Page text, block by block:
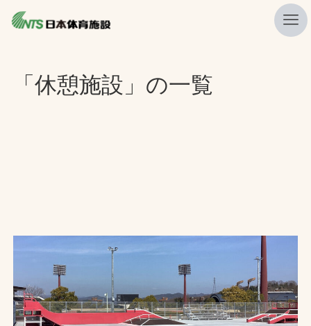
ニュース
会社概要
採用情報
検索
「休憩施設」の一覧